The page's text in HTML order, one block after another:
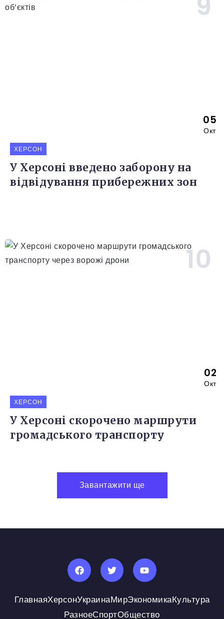
05
Окт
ХЕРСОН
У Херсоні введено заборону на
відвідування прибережних зон
02
Окт
ХЕРСОН
У Херсоні скорочено маршрути
громадського транспорту
Завантажити ще
ГлавнаяХерсонУкраинаМирЭкономикаКультура
РазноеСпортОбщество